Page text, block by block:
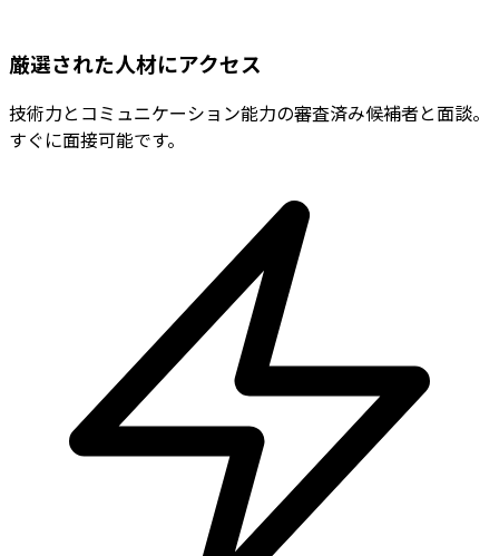
厳選された人材にアクセス
技術力とコミュニケーション能力の審査済み候補者と面談。
すぐに面接可能です。